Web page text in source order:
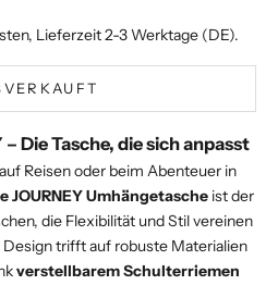
, Lieferzeit 2-3 Werktage (DE).
Die Tasche, die sich anpasst
Reisen oder beim Abenteuer in
JOURNEY Umhängetasche ist der
die Flexibilität und Stil vereinen
trifft auf robuste Materialien
verstellbarem Schulterriemen